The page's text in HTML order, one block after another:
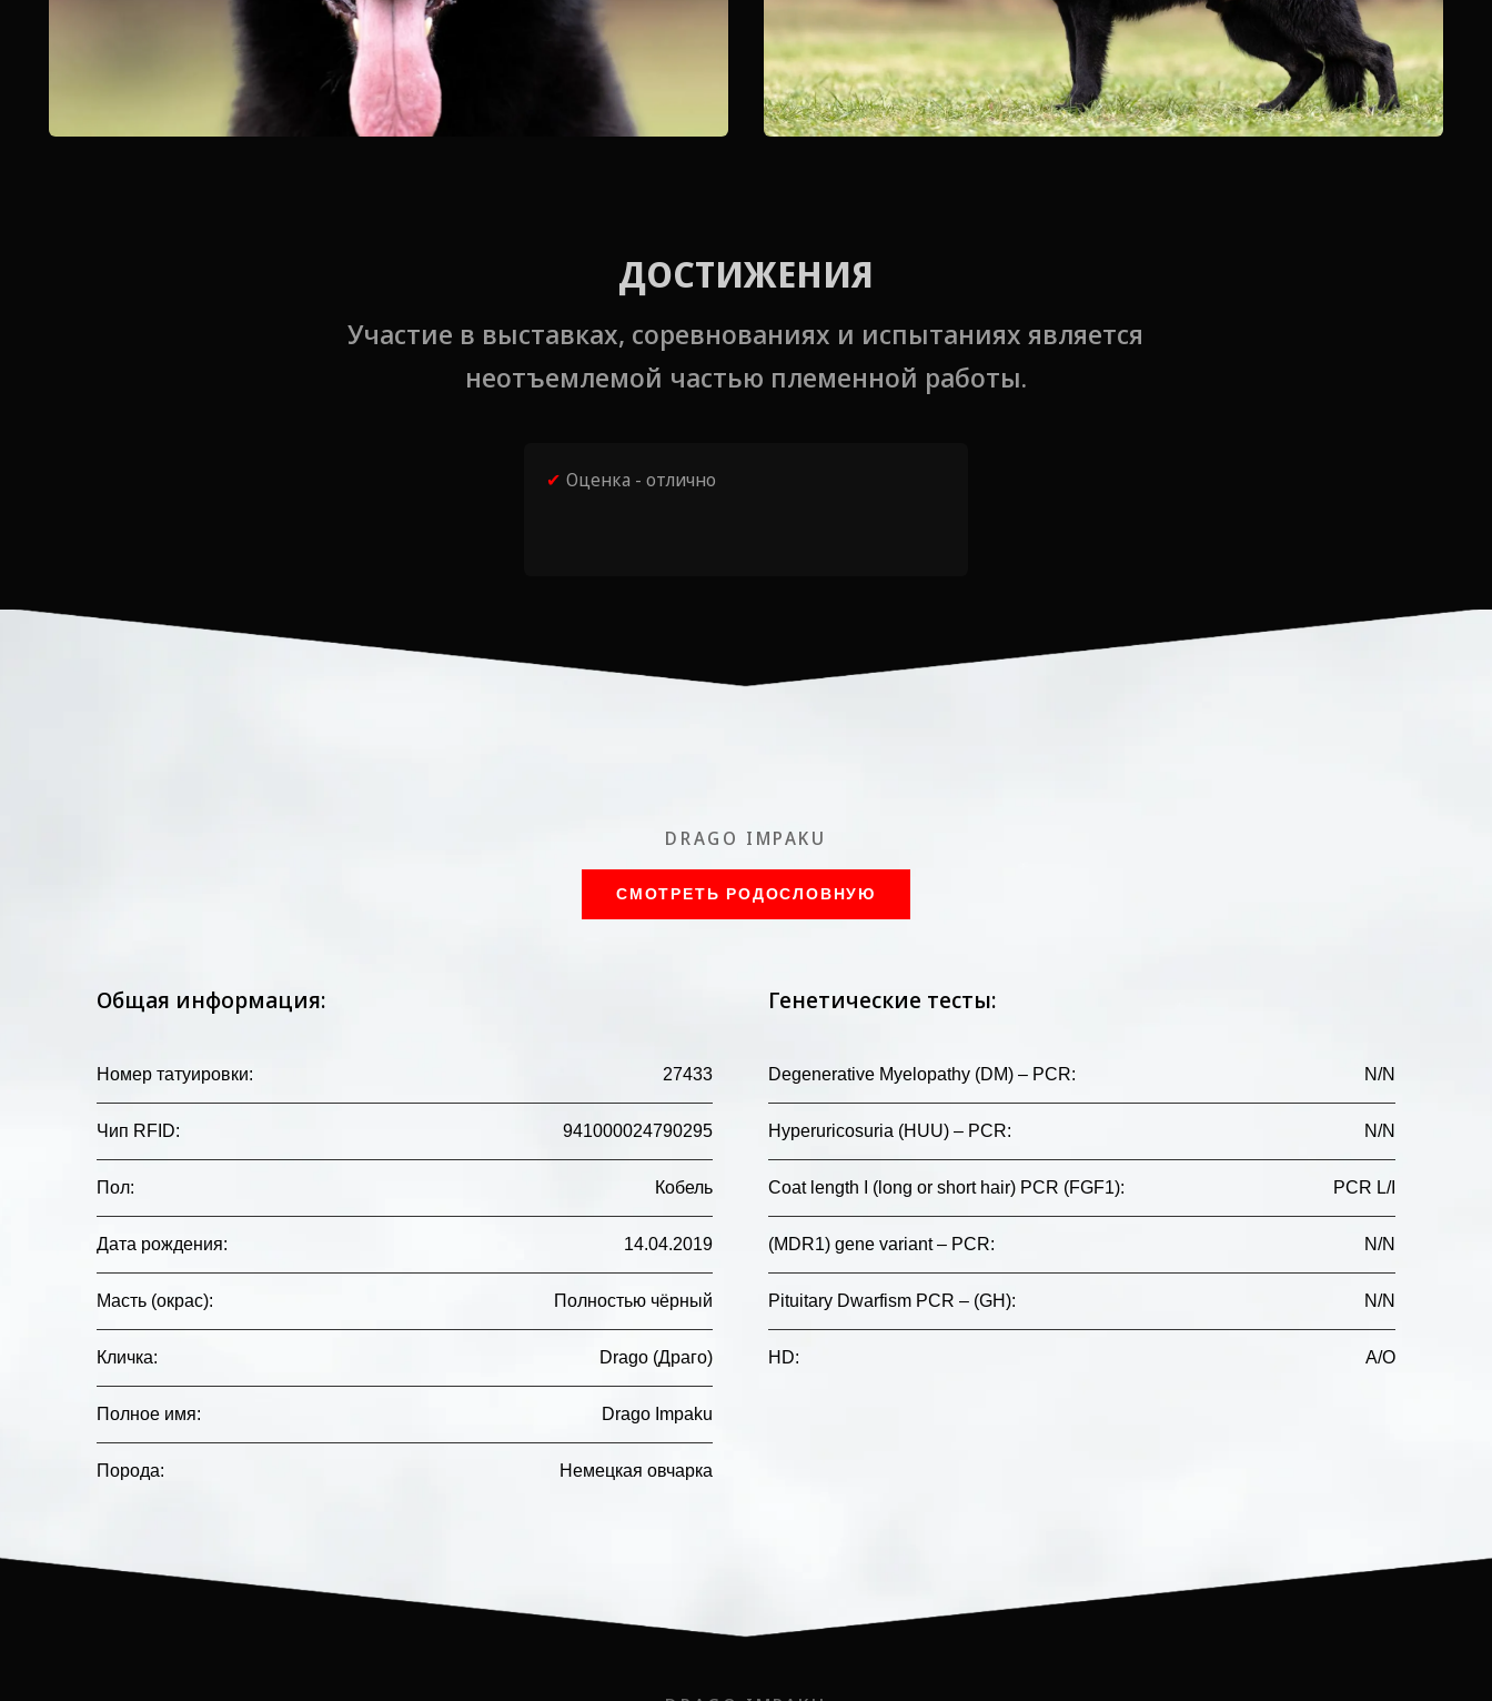
ДОСТИЖЕНИЯ
Участие в выставках, соревнованиях и испытаниях является
неотъемлемой частью племенной работы.
✔ Оценка - отлично
DRAGO IMPAKU
СМОТРЕТЬ РОДОСЛОВНУЮ
Общая информация:
Номер татуировки: 27433
Чип RFID: 941000024790295
Пол: Кобель
Дата рождения: 14.04.2019
Масть (окрас): Полностью чёрный
Кличка: Drago (Драго)
Полное имя: Drago Impaku
Порода: Немецкая овчарка
Генетические тесты:
Degenerative Myelopathy (DM) – PCR: N/N
Hyperuricosuria (HUU) – PCR: N/N
Coat length I (long or short hair) PCR (FGF1): PCR L/I
(MDR1) gene variant – PCR: N/N
Pituitary Dwarfism PCR – (GH): N/N
HD: A/O